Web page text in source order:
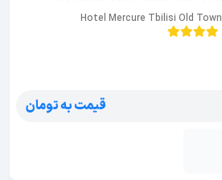
Hotel Mercure Tbilisi Old Town
قیمت به تومان